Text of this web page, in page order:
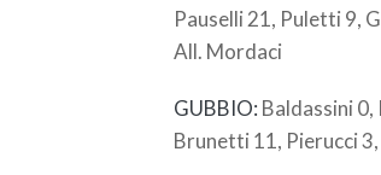
Pauselli 21, Puletti 9,
All. Mordaci
GUBBIO: Baldassini
Brunetti 11, Pierucci